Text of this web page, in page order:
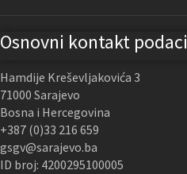
Osnovni kontakt podaci
Hamdije Kreševljakovića 3
71000 Sarajevo
Bosna i Hercegovina
+387 (0)33 216 659
gsgv@sarajevo.ba
ID broj: 4200295100005